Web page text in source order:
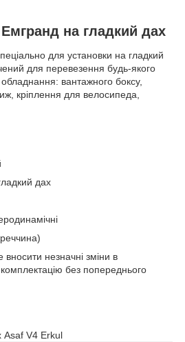
на гладкий дах
для установки на гладкий
для перевезення будь-якого
вантажного боксу,
кріплення для велосипеда,
дах
незначні зміни в
без попереднього
Asaf V4 Erkul